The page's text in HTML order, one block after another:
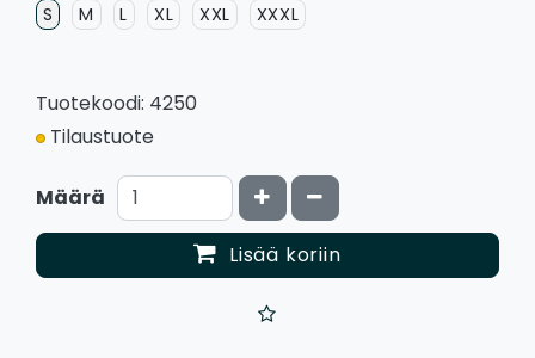
S M L XL XXL XXXL
Tuotekoodi: 4250
Tilaustuote
Määrä Kasvata määrää
Vähennä määrää
Lisää koriin